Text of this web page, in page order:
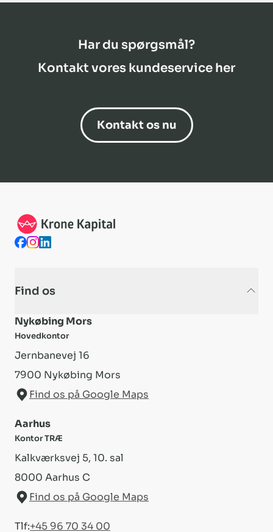
Har du spørgsmål?
Kontakt vores kundeservice her
Kontakt os nu
Find os
Nykøbing Mors
Hovedkontor
Jernbanevej 16
7900 Nykøbing Mors
Find os på Google Maps
Aarhus
Kontor TRÆ
Kalkværksvej 5, 10. sal
8000 Aarhus C
Find os på Google Maps
Tlf:+45 96 70 34 00